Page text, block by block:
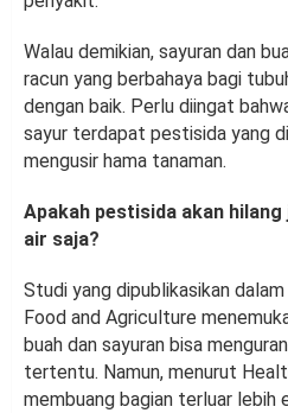
Walau demikian, sayuran dan
racun yang berbahaya bagi
dengan baik. Perlu diingat
sayur terdapat pestisida yang
mengusir hama tanaman.
Apakah pestisida akan
air saja?
Studi yang dipublikasikan
Food and Agriculture
buah dan sayuran bisa
tertentu. Namun, menurut
membuang bagian terluar